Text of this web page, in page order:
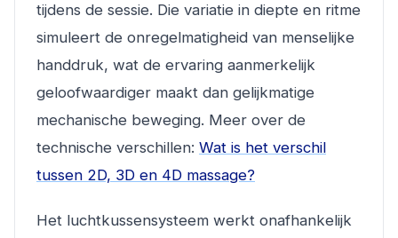
tijdens de sessie. Die variatie in diepte en ritme
simuleert de onregelmatigheid van menselijke
handdruk, wat de ervaring aanmerkelijk
geloofwaardiger maakt dan gelijkmatige
mechanische beweging. Meer over de
technische verschillen: Wat is het verschil
tussen 2D, 3D en 4D massage?
Het luchtkussensysteem werkt onafhankelijk